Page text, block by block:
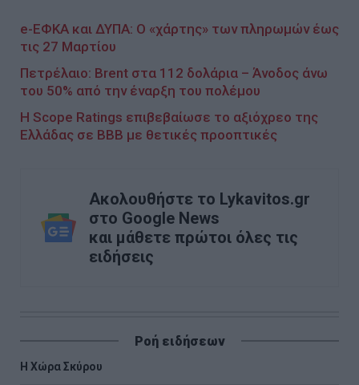
e-ΕΦΚΑ και ΔΥΠΑ: Ο «χάρτης» των πληρωμών έως
τις 27 Μαρτίου
Πετρέλαιο: Brent στα 112 δολάρια – Άνοδος άνω
του 50% από την έναρξη του πολέμου
Η Scope Ratings επιβεβαίωσε το αξιόχρεο της
Ελλάδας σε ΒΒΒ με θετικές προοπτικές
Ακολουθήστε το Lykavitos.gr
στο Google News
και μάθετε πρώτοι όλες τις
ειδήσεις
Ροή ειδήσεων
Η Χώρα Σκύρου